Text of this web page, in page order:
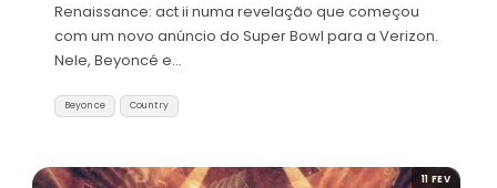
Renaissance: act ii numa revelação que começou
com um novo anúncio do Super Bowl para a Verizon.
Nele, Beyoncé e…
Beyonce Country
11 FEV